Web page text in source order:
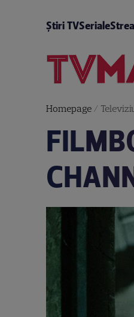
Știri TVSeriale
Homepage/